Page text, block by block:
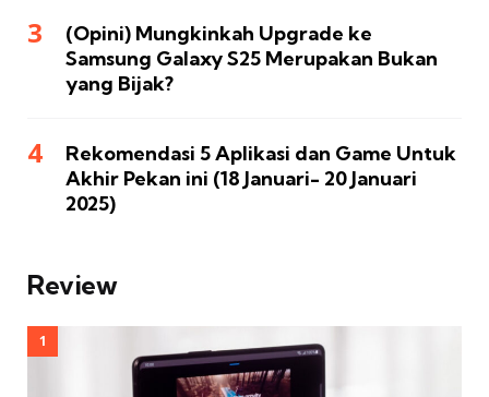
(Opini) Mungkinkah Upgrade ke
Samsung Galaxy S25 Merupakan Bukan
yang Bijak?
Rekomendasi 5 Aplikasi dan Game Untuk
Akhir Pekan ini (18 Januari- 20 Januari
2025)
Review